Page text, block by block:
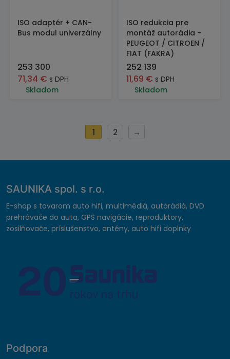
ISO adaptér + CAN-
Bus modul univerzálny
253 300
71,34 € s DPH
Skladom
ISO redukcia pre
montáž autorádia -
PEUGEOT / CITROEN /
FIAT (FAKRA)
252 139
11,69 € s DPH
Skladom
1 2 →
SAUNIKA spol. s r.o.
E-shop s tovarom auto hifi, multimédiá, autorádiá, DVD
prehrávače do auta, GPS navigácie, reproduktory,
zosilňovače, príslušenstvo, antény, auto hifi doplnky
Podpora